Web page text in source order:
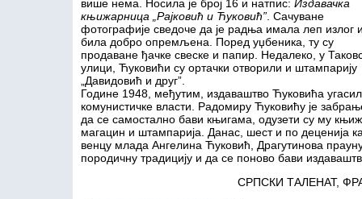
више нема. Носила је број 16 и натпис: Издавачка
књижарница „Рајковић и Ћуковић” . Сачуване
фотографије сведоче да је радња имала леп излог
била добро опремљена. Поред уџбеника, ту су
продаване ђачке свеске и папир. Недалеко, у
улици, Ћуковићи су ортачки отворили и штампарију
„Давидовић и друг”.
Године 1948, међутим, издаваштво Ћуковића
комунистичке власти. Радомиру Ћуковићу је
да се самостално бави књигама, одузети су му
магацин и штампарија. Данас, шест и по деценија
венцу млада Ангелина Ћуковић, Драгутинова
породичну традицију и да се поново бави
СРПСКИ ТАЛЕНАТ,